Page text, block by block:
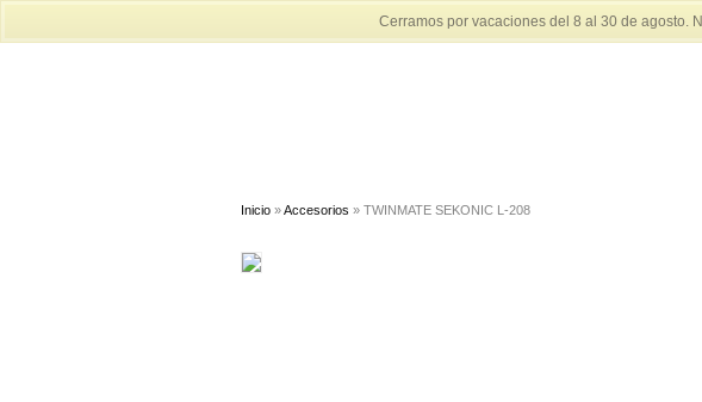
Inicio »Accesorios » TWINMATE SEKONIC L-208
Cerramos por vacaciones del 8 al 30 de agosto.